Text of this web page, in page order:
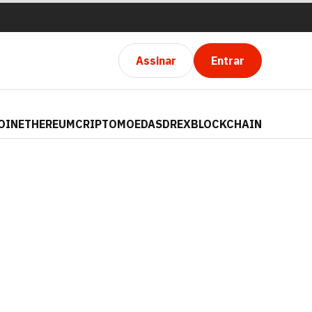
Assinar Entrar
ETHEREUMCRIPTOMOEDASDREXBLOCKCHAIN